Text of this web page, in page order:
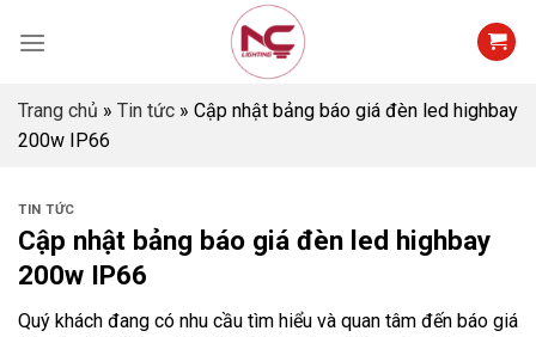
Trang chủ » Tin tức » Cập nhật bảng báo giá đèn led highbay
200w IP66
TIN TỨC
Cập nhật bảng báo giá đèn led highbay
200w IP66
Quý khách đang có nhu cầu tìm hiểu và quan tâm đến báo giá